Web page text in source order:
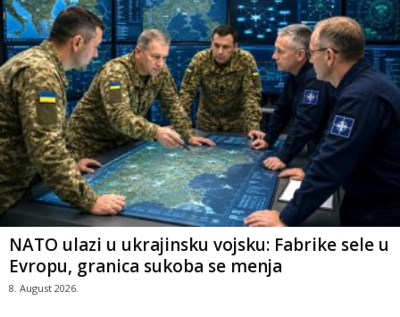
NATO ulazi u ukrajinsku vojsku: Fabrike sele u
Evropu, granica sukoba se menja
8. August 2026.